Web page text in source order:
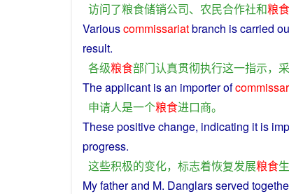
访问了粮食储销公司、 农民合作社和粮食
Variouscommissariatbranch is carried
result.
各级粮食部门认真贯彻执行这一指示，
Theapplicant isan importerof
申请人是一个粮食进口商。
Thesepositivechange, indicating it is
progress.
这些积极的变化， 标志着恢复发展粮食
Myfatherand M. Danglarsserved